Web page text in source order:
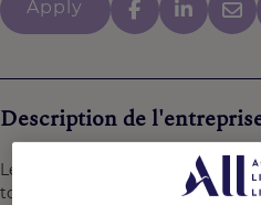
Apply
Description de
Le Mercure Auxerre est un hôtel
tout au long de l'année une